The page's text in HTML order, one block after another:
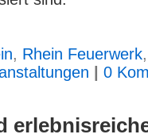
, Rhein Feuerwerk
0